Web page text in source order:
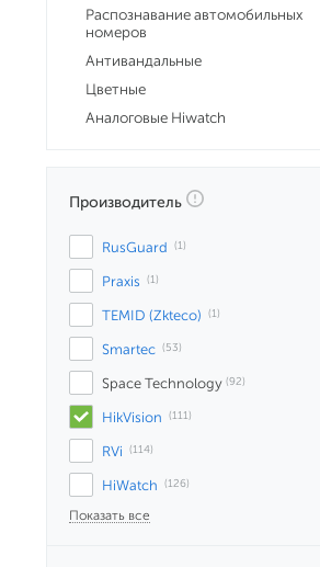
Распознавание автомобильных
номеров
Антивандальные
Цветные
Аналоговые Hiwatch
Производитель
RusGuard (1)
Praxis (1)
TEMID (Zkteco) (1)
Smartec (53)
Space Technology (92)
HikVision (111)
RVi (114)
HiWatch (126)
Показать все